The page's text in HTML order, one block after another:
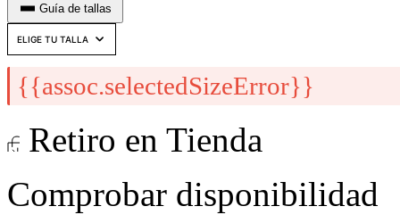
Guía de tallas
{{assoc.selectedSizeError}}
Retiro en Tienda
Comprobar disponibilidad